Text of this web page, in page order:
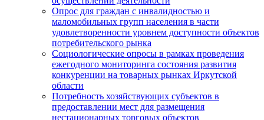
Опрос для граждан с инвалидностью и
маломобильных групп населения в части
удовлетворенности уровнем доступности объектов
потребительского рынка
Социологические опросы в рамках проведения
ежегодного мониторинга состояния развития
конкуренции на товарных рынках Иркутской
области
Потребность хозяйствующих субъектов в
предоставлении мест для размещения
нестационарных торговых объектов